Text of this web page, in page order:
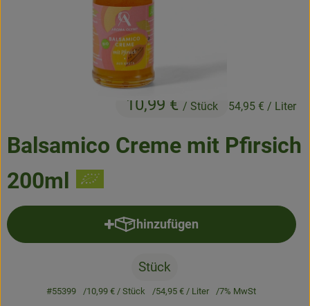
Angebote & Neues
Getränke
Jobkiste
Über Grünland
Balsamico Creme mit Pfirsich
200ml
10,99 € / Stück 54,95 € / Liter
hinzufügen
Produkt zum Warenkorb
Stück
#55399 10,99 €/ Stück 54,95 €/ Liter 7% MwSt